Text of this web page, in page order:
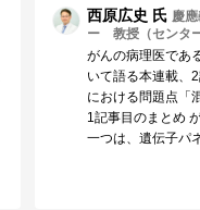
西原広史 氏 慶
ー 教授（センター
がんの病理医であ
いて語る本連載、
における問題点「
1記事目のまとめ
一つは、遺伝子パ